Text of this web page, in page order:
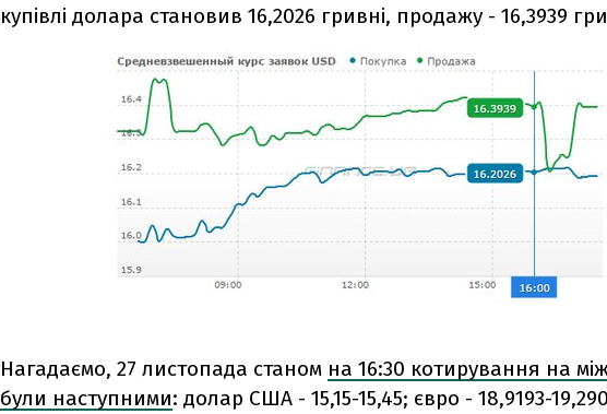
купівлі долара становив 16,2026 гривні, продажу - 16,3939
Нагадаємо, 27 листопада станом на 16:30 котирування на
були наступними: долар США - 15,15-15,45; євро - 18,9193-